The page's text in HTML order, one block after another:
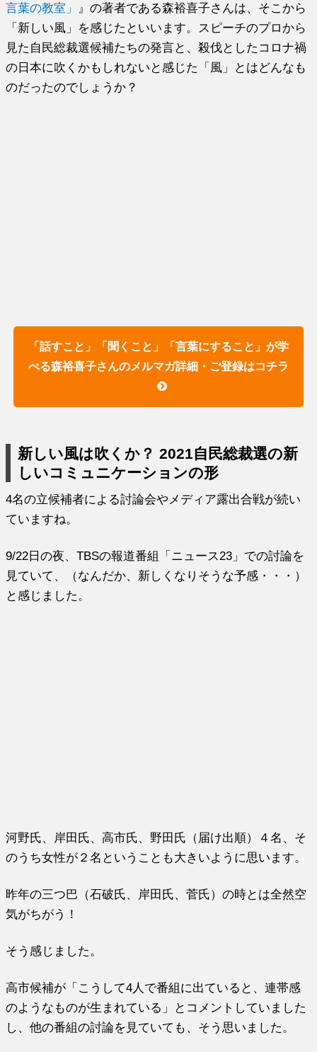
言葉の教室」
』の著者である森裕喜子さんは、そこから
「新しい風」を感じたといいます。スピーチのプロから
見た自民総裁選候補たちの発言と、殺伐としたコロナ禍
の日本に吹くかもしれないと感じた「風」とはどんなも
のだったのでしょうか？
「話すこと」「聞くこと」「言葉にすること」が学
べる森裕喜子さんのメルマガ詳細・ご登録はコチラ
新しい風は吹くか？ 2021自民総裁選の新
しいコミュニケーションの形
4名の立候補者による討論会やメディア露出合戦が続い
ていますね。
9/22日の夜、TBSの報道番組「ニュース23」での討論を
見ていて、（なんだか、新しくなりそうな予感・・・）
と感じました。
河野氏、岸田氏、高市氏、野田氏（届け出順）４名、そ
のうち女性が２名ということも大きいように思います。
昨年の三つ巴（石破氏、岸田氏、菅氏）の時とは全然空
気がちがう！
そう感じました。
高市候補が「こうして4人で番組に出ていると、連帯感
のようなものが生まれている」とコメントしていました
し、他の番組の討論を見ていても、そう思いました。